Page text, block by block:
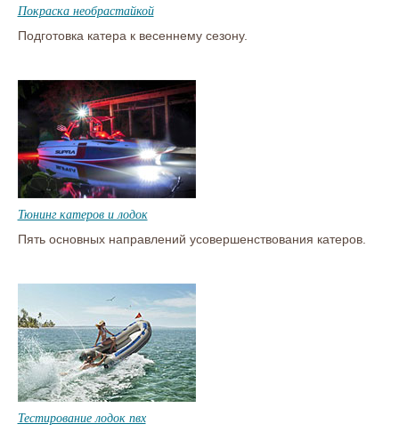
Покраска необрастайкой
Подготовка катера к весеннему сезону.
Тюнинг катеров и лодок
Пять основных направлений усовершенствования катеров.
Тестирование лодок пвх